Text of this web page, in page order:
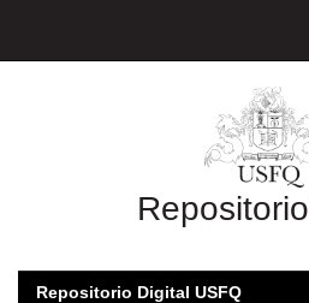
Repositorio
Repositorio Digital USFQ